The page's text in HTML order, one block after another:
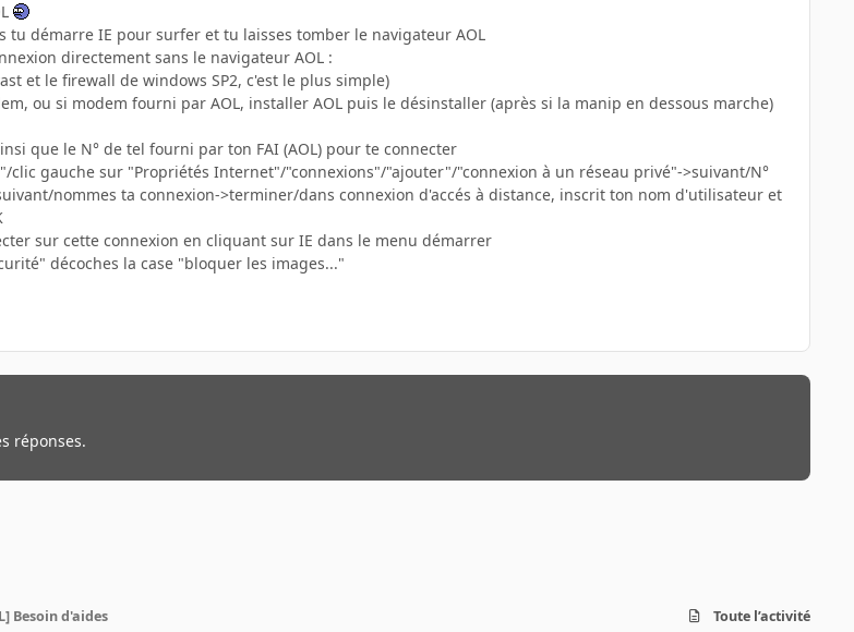
tu démarre IE pour surfer et tu laisses tomber le navigateur AOL
directement sans le navigateur AOL :
et le firewall de windows SP2, c'est le plus simple)
ou si modem fourni par AOL, installer AOL puis le désinstaller (après si la manip en dessous marche)
que le N° de tel fourni par ton FAI (AOL) pour te connecter
gauche sur "Propriétés Internet"/"connexions"/"ajouter"/"connexion à un réseau privé"->suivant/N°
nommes ta connexion->terminer/dans connexion d'accés à distance, inscrit ton nom d'utilisateur et
sur cette connexion en cliquant sur IE dans le menu démarrer
décoches la case "bloquer les images..."
réponses.
Besoin d'aides Toute l’activité